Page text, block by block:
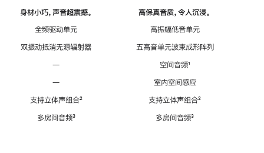
身材小巧，声音超震撼。
全频驱动单元
双振动抵消无源辐射器
—
—
支持立体声组合脚
²
多房间音频脚
³
高保真音质，令人沉浸。
高振幅低音单元
五高音单元波束成形阵列
空间音频脚
¹
室内空间感应
支持立体声组合脚
²
多房间音频脚
³